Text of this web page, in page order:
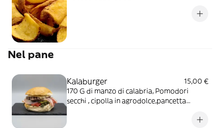
Nel pane
Kalaburger
15,00 €
170 G di manzo di calabria, Pomodori
secchi , cipolla in agrodolce,pancetta